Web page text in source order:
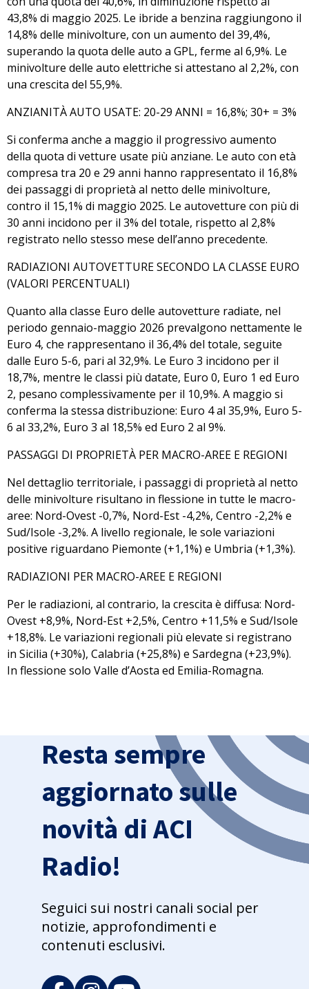
43,8% di maggio 2025. Le ibride a benzina raggiungono il
14,8% delle minivolture, con un aumento del 39,4%,
superando la quota delle auto a GPL, ferme al 6,9%. Le
minivolture delle auto elettriche si attestano al 2,2%, con
una crescita del 55,9%.
ANZIANITÀ AUTO USATE: 20-29 ANNI = 16,8%; 30+ = 3%
Si conferma anche a maggio il progressivo aumento
della quota di vetture usate più anziane. Le auto con età
compresa tra 20 e 29 anni hanno rappresentato il 16,8%
dei passaggi di proprietà al netto delle minivolture,
contro il 15,1% di maggio 2025. Le autovetture con più di
30 anni incidono per il 3% del totale, rispetto al 2,8%
registrato nello stesso mese dell’anno precedente.
RADIAZIONI AUTOVETTURE SECONDO LA CLASSE EURO
(VALORI PERCENTUALI)
Quanto alla classe Euro delle autovetture radiate, nel
periodo gennaio-maggio 2026 prevalgono nettamente le
Euro 4, che rappresentano il 36,4% del totale, seguite
dalle Euro 5-6, pari al 32,9%. Le Euro 3 incidono per il
18,7%, mentre le classi più datate, Euro 0, Euro 1 ed Euro
2, pesano complessivamente per il 10,9%. A maggio si
conferma la stessa distribuzione: Euro 4 al 35,9%, Euro 5-
6 al 33,2%, Euro 3 al 18,5% ed Euro 2 al 9%.
PASSAGGI DI PROPRIETÀ PER MACRO-AREE E REGIONI
Nel dettaglio territoriale, i passaggi di proprietà al netto
delle minivolture risultano in flessione in tutte le macro-
aree: Nord-Ovest -0,7%, Nord-Est -4,2%, Centro -2,2% e
Sud/Isole -3,2%. A livello regionale, le sole variazioni
positive riguardano Piemonte (+1,1%) e Umbria (+1,3%).
RADIAZIONI PER MACRO-AREE E REGIONI
Per le radiazioni, al contrario, la crescita è diffusa: Nord-
Ovest +8,9%, Nord-Est +2,5%, Centro +11,5% e Sud/Isole
+18,8%. Le variazioni regionali più elevate si registrano
in Sicilia (+30%), Calabria (+25,8%) e Sardegna (+23,9%).
In flessione solo Valle d’Aosta ed Emilia-Romagna.
Resta sempre
aggiornato sulle
novità di ACI
Radio!
Seguici sui nostri canali social per
notizie, approfondimenti e
contenuti esclusivi.